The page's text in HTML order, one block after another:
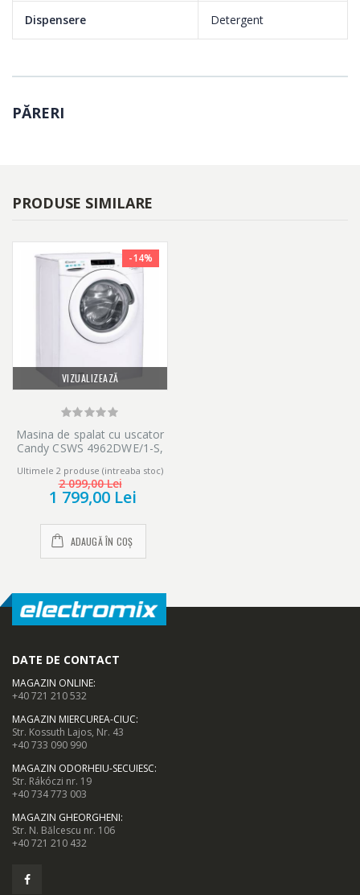
electromagnetice, astfel te poti bucura de liniste impreuna cu
familia ta. Toate aceste avantaje sunt dublate de durabilitatea si
posibilitatea sa selectezi programul dorit din setul de 5
nevoie. Cele 5 programe prestabilite sunt: Mix, Curtain, Lingerie,
Soft Toys, Towel.
Dispensere Detergent
PĂRERI
PRODUSE SIMILARE
VIZUALIZEAZĂ
-14%
Masina de spalat cu uscator
Candy CSWS 4962DWE/1-S,
1400 rpm, Clasa E, Alb
Ultimele 2 produse (intreaba stoc)
2 099,00 Lei
1 799,00 Lei
ADAUGĂ ÎN COȘ
DATE DE CONTACT
MAGAZIN ONLINE:
+40 721 210 532
MAGAZIN MIERCUREA-CIUC:
Str. Kossuth Lajos, Nr. 43
+40 733 090 990
MAGAZIN ODORHEIU-SECUIESC:
Str. Rákóczi nr. 19
+40 734 773 003
MAGAZIN GHEORGHENI:
Str. N. Bălcescu nr. 106
+40 721 210 432